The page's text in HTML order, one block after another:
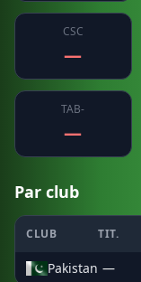
CSC
—
TAB-
—
Par club
CLUB TIT.
Pakistan —